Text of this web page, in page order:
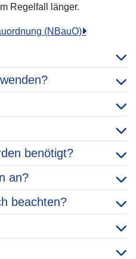
Regelfall länger.
(NBauO)
benötigt?
an?
beachten?